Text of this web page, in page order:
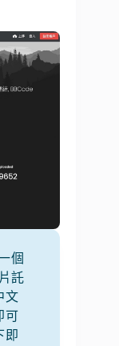
個
託
文
可
即